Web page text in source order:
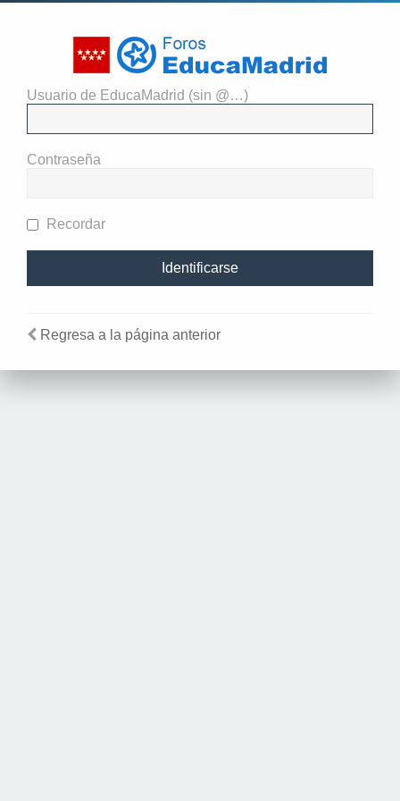
Usuario de EducaMadrid (sin @…)
Contraseña
Recordar
Regresa a la página anterior